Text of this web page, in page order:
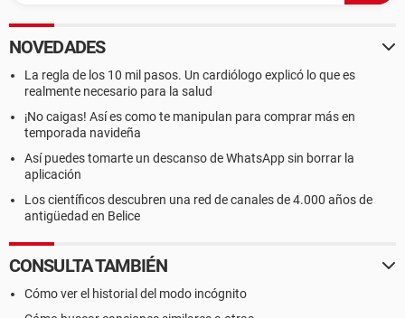
NOVEDADES
La regla de los 10 mil pasos. Un cardiólogo explicó lo que es
realmente necesario para la salud
¡No caigas! Así es como te manipulan para comprar más en
temporada navideña
Así puedes tomarte un descanso de WhatsApp sin borrar la
aplicación
Los científicos descubren una red de canales de 4.000 años de
antigüedad en Belice
CONSULTA TAMBIÉN
Cómo ver el historial del modo incógnito